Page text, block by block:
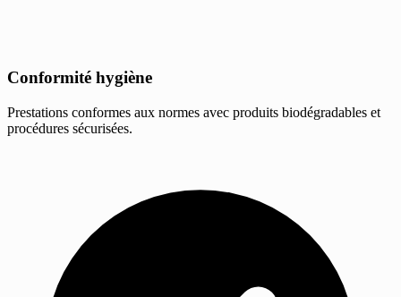
Conformité hygiène
Prestations conformes aux normes avec produits biodégradables et
procédures sécurisées.